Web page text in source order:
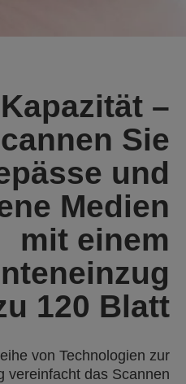
–
Sie
und
Medien
mit einem
120 Blatt
von Technologien zur
vereinfacht das Scannen